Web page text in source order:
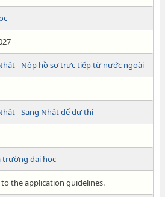
- Nộp hồ sơ trực tiếp từ nước ngoài
- Sang Nhật để dự thi
trường đại học
to the application guidelines.